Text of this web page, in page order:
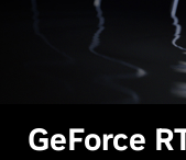
GeForce